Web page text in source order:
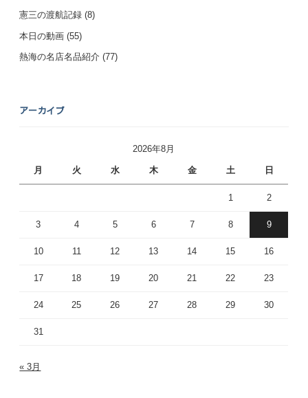
憲三の渡航記録 (8)
本日の動画 (55)
熱海の名店名品紹介 (77)
アーカイブ
2026年8月
月 火 水 木 金 土 日
1 2
3 4 5 6 7 8 9
10 11 12 13 14 15 16
17 18 19 20 21 22 23
24 25 26 27 28 29 30
31
« 3月